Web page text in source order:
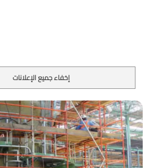
إخفاء جميع الإعلانات